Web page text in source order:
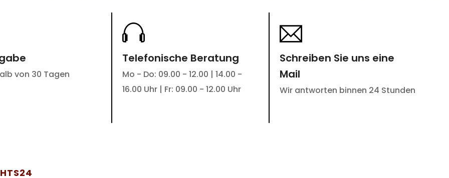
von 30 Tagen
Telefonische Beratung
Mo - Do: 09.00 - 12.00 | 14.00 -
16.00 Uhr | Fr: 09.00 - 12.00 Uhr
Schreiben Sie uns eine
Mail
Wir antworten binnen 24 Stunden